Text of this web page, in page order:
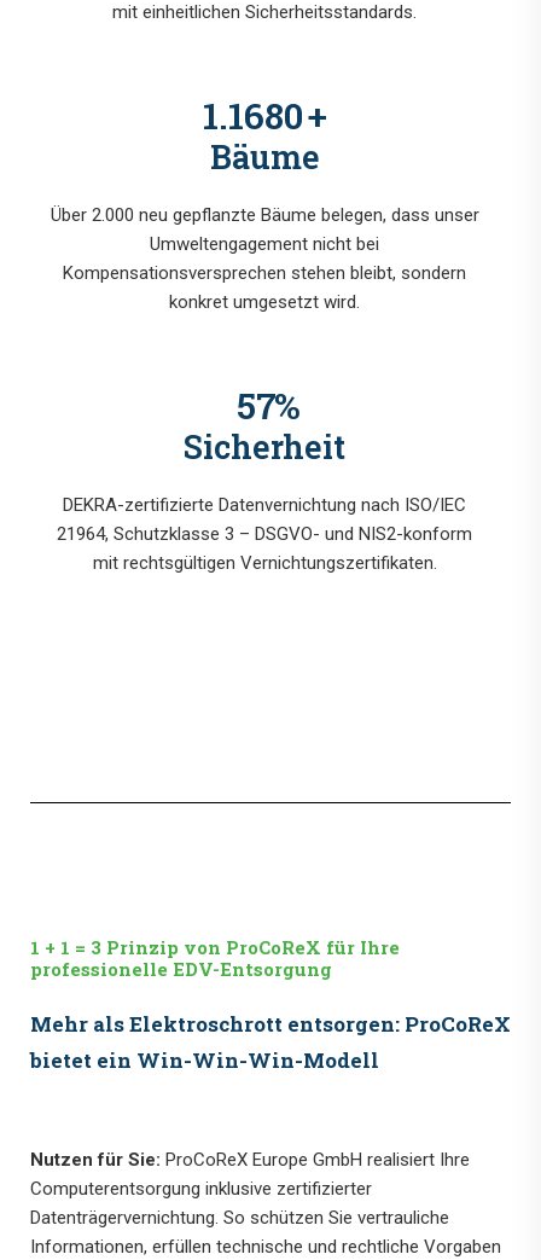
mit einheitlichen Sicherheitsstandards.
1.4800+
Bäume
Über 2.000 neu gepflanzte Bäume belegen, dass unser
Umweltengagement nicht bei
Kompensationsversprechen stehen bleibt, sondern
konkret umgesetzt wird.
72%
Sicherheit
DEKRA-zertifizierte Datenvernichtung nach ISO/IEC
21964, Schutzklasse 3 – DSGVO- und NIS2-konform
mit rechtsgültigen Vernichtungszertifikaten.
1 + 1 = 3 Prinzip von ProCoReX für Ihre
professionelle EDV-Entsorgung
Mehr als Elektroschrott entsorgen: ProCoReX
bietet ein Win-Win-Win-Modell
Nutzen für Sie: ProCoReX Europe GmbH realisiert Ihre
Computerentsorgung inklusive zertifizierter
Datenträgervernichtung. So schützen Sie vertrauliche
Informationen, erfüllen technische und rechtliche Vorgaben